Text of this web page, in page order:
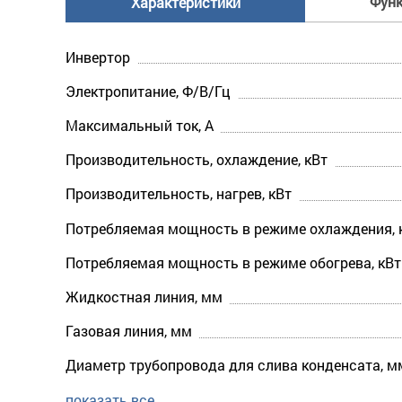
Инвертор
Электропитание, Ф/В/Гц
Максимальный ток, А
Производительность, охлаждение, кВт
Производительность, нагрев, кВт
Потребляемая мощность в режиме охлаждения,
Потребляемая мощность в режиме обогрева, кВт
Жидкостная линия, мм
Газовая линия, мм
Диаметр трубопровода для слива конденсата,